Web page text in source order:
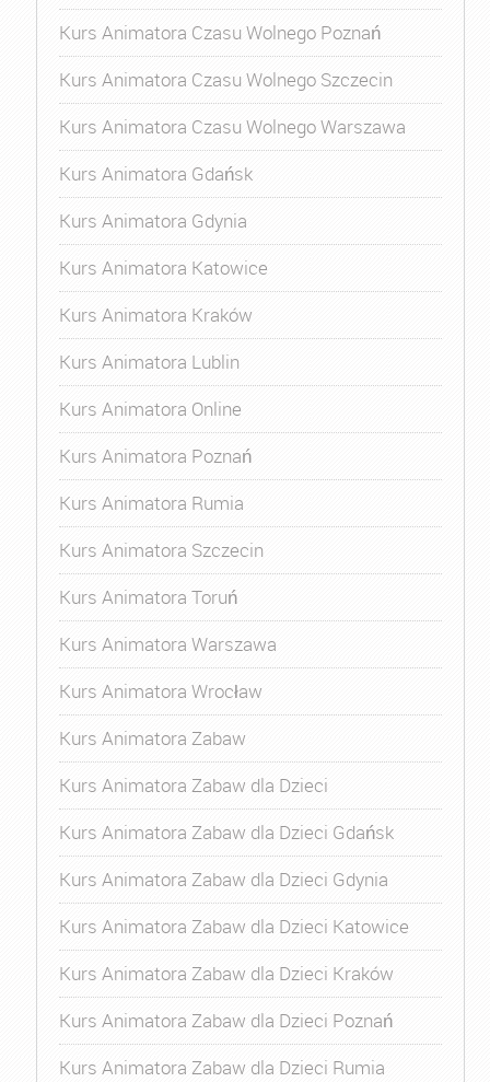
Kurs Animatora Czasu Wolnego Poznań
Kurs Animatora Czasu Wolnego Szczecin
Kurs Animatora Czasu Wolnego Warszawa
Kurs Animatora Gdańsk
Kurs Animatora Gdynia
Kurs Animatora Katowice
Kurs Animatora Kraków
Kurs Animatora Lublin
Kurs Animatora Online
Kurs Animatora Poznań
Kurs Animatora Rumia
Kurs Animatora Szczecin
Kurs Animatora Toruń
Kurs Animatora Warszawa
Kurs Animatora Wrocław
Kurs Animatora Zabaw
Kurs Animatora Zabaw dla Dzieci
Kurs Animatora Zabaw dla Dzieci Gdańsk
Kurs Animatora Zabaw dla Dzieci Gdynia
Kurs Animatora Zabaw dla Dzieci Katowice
Kurs Animatora Zabaw dla Dzieci Kraków
Kurs Animatora Zabaw dla Dzieci Poznań
Kurs Animatora Zabaw dla Dzieci Rumia